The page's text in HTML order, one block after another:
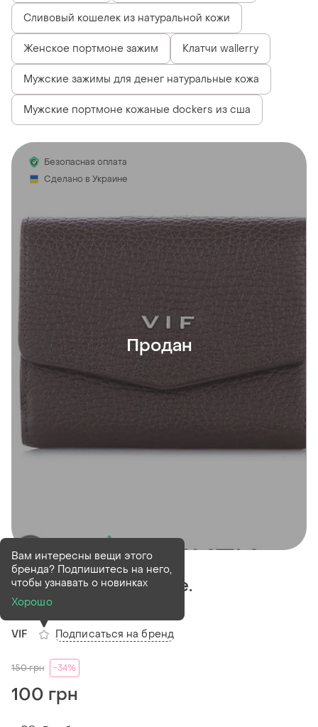
Сливовый кошелек из натуральной кожи
Женское портмоне зажим Клатчи wallerry
Мужские зажимы для денег натуральные кожа
Мужские портмоне кожаные dockers из сша
Безопасная оплата
Сделано в Украине
Продан
Продан
Vif жіноче портмоне.
VIF
Вам интересны вещи этого
бренда? Подпишитесь на него,
чтобы узнавать о новинках
Хорошо
Подписаться на бренд
150грн -34%
100 грн